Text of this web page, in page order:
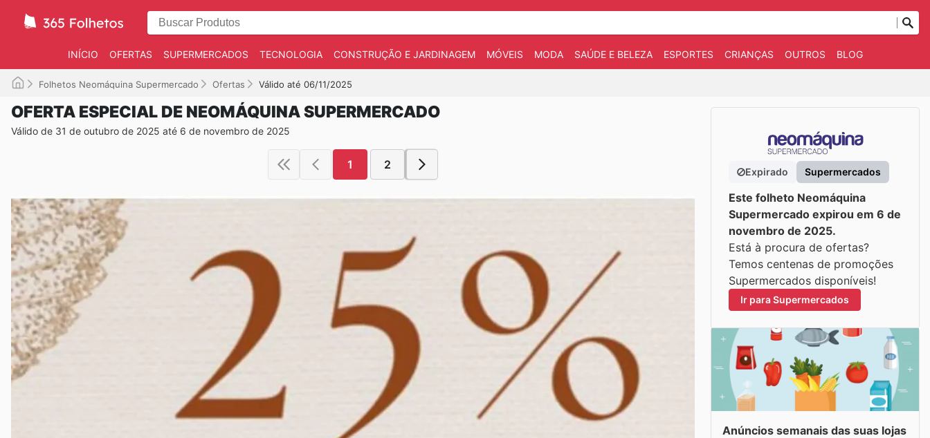
INÍCIO OFERTAS SUPERMERCADOS TECNOLOGIA CONSTRUÇÃO E JARDINAGEM MÓVEIS MODA SAÚDE E BELEZA ESPORTES CRIANÇAS OUTROS BLOG
Folhetos Neomáquina Supermercado Ofertas Válido até 06/11/2025
OFERTA ESPECIAL DE NEOMÁQUINA SUPERMERCADO
Válido de 31 de outubro de 2025 até 6 de novembro de 2025
1 2
Expirado Supermercados
Este folheto Neomáquina
Supermercado expirou em 6 de
novembro de 2025.
Está à procura de ofertas?
Temos centenas de promoções
Supermercados disponíveis!
Ir para Supermercados
Anúncios semanais das suas lojas